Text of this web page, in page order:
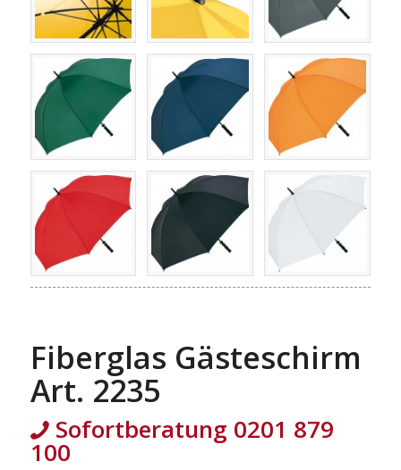
Fiberglas Gästeschirm
Art. 2235
Sofortberatung 0201 879
100